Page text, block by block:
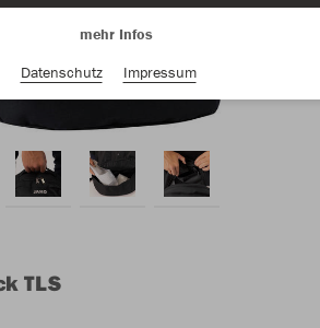
TLS
mehr Infos
Datenschutz
Impressum